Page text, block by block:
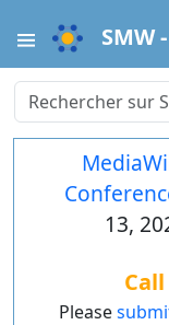
SMW
13,
Please